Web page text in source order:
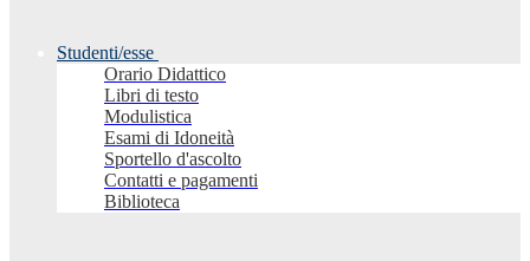
Studenti/esse
Orario Didattico
Libri di testo
Modulistica
Esami di Idoneità
Sportello d'ascolto
Contatti e pagamenti
Biblioteca